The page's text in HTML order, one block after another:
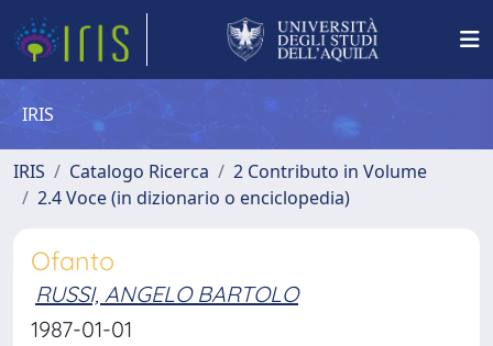
IRIS
IRIS Catalogo Ricerca
2 Contributo in Volume
2.4 Voce (in dizionario o enciclopedia)
Ofanto
RUSSI, ANGELO BARTOLO
1987-01-01